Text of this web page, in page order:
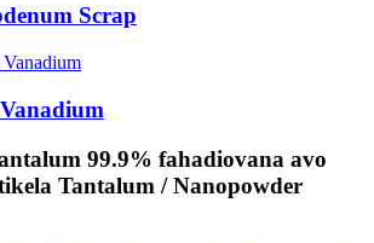
Scrap
99.9% fahadiovana avo
Tantalum / Nanopowder